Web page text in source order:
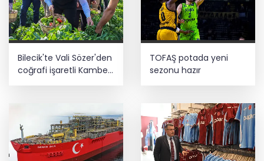
Bilecik'te Vali Sözer'den
coğrafi işaretli Kamber
TOFAŞ potada yeni
sezonu hazır